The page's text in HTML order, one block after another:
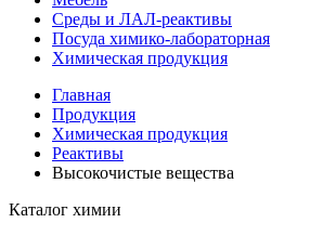
Среды и ЛАЛ-реактивы
Посуда химико-лабораторная
Химическая продукция
Главная
Продукция
Химическая продукция
Реактивы
Высокочистые вещества
Каталог химии